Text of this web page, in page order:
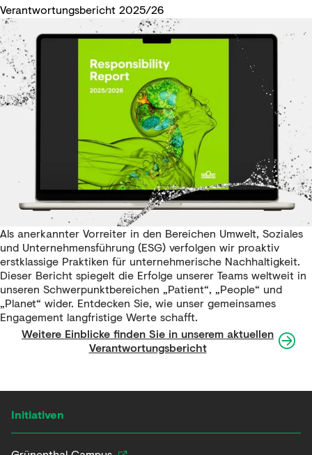
Verantwortungsbericht 2025/26
Als anerkannter Vorreiter in den Bereichen Umwelt, Soziales
und Unternehmensführung (ESG) verfolgen wir proaktiv
erstklassige Praktiken für unternehmerische Nachhaltigkeit.
Dieser Bericht spiegelt die Erfolge unserer Teams weltweit in
unseren Schwerpunktbereichen „Patient“, „People“ und
„Planet“ wider. Entdecken Sie, wie unser gemeinsames
Engagement langfristige Werte schafft.
Weitere Einblicke finden Sie in unserem aktuellen
Verantwortungsbericht
Initiativen